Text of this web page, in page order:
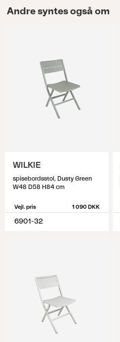
Andre syntes også om
WILKIE
spisebordsstol, Dusty Green
W48 D58 H84 cm
Vejl. pris 1 090 DKK
6901-32